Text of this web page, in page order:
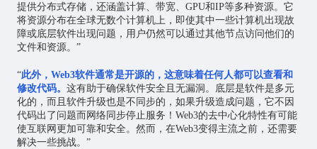
提供分布式存储，还涵盖计算、带宽、GPU和IP等多种资源。它
将资源分布在全球无数个计算机上，即使其中一些计算机出现故
障或底层软件出现问题，用户仍然可以通过其他节点访问他们的
文件和资源。”
“此外，Web3软件通常是开源的，这意味着任何人都可以查看和
修改代码。 这有助于确保软件安全且无漏洞。底层是软件是多元
化的，而且软件升级也是不同步的，如果升级造成问题，它不因
代码出了问题而网络同步停止服务！Web3的去中心化特性有可能
使互联网更加可靠和安全。然而，在Web3变得主流之前，还需要
解决一些挑战。”